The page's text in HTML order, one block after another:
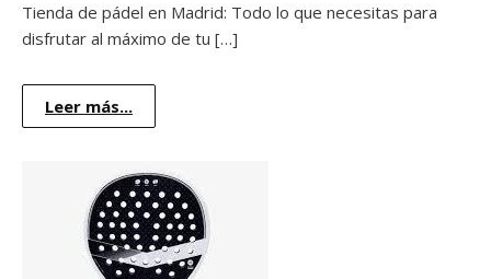
Tienda de pádel en Madrid: Todo lo que necesitas para
disfrutar al máximo de tu […]
Leer más...